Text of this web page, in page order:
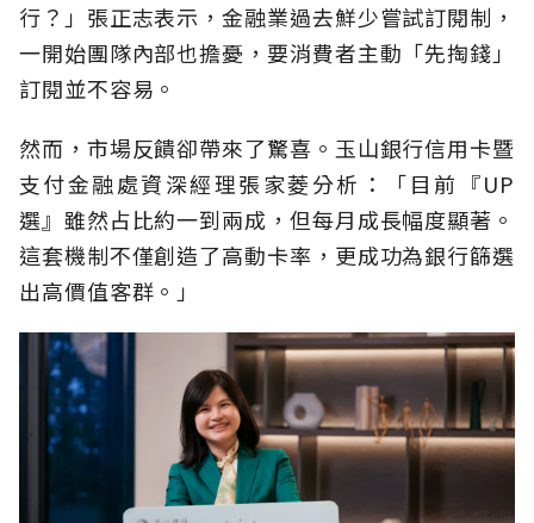
行？」張正志表示，金融業過去鮮少嘗試訂閱制，
一開始團隊內部也擔憂，要消費者主動「先掏錢」
訂閱並不容易。
然而，市場反饋卻帶來了驚喜。玉山銀行信用卡暨
支付金融處資深經理張家菱分析：「目前『UP
選』雖然占比約一到兩成，但每月成長幅度顯著。
這套機制不僅創造了高動卡率，更成功為銀行篩選
出高價值客群。」